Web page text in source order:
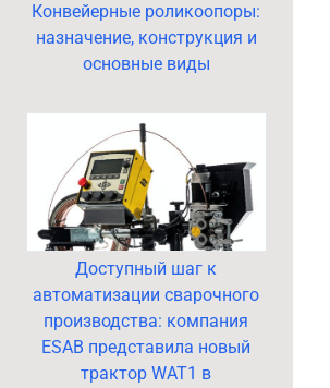
Конвейерные роликоопоры:
назначение, конструкция и
основные виды
Доступный шаг к
автоматизации сварочного
производства: компания
ESAB представила новый
трактор WAT1 в